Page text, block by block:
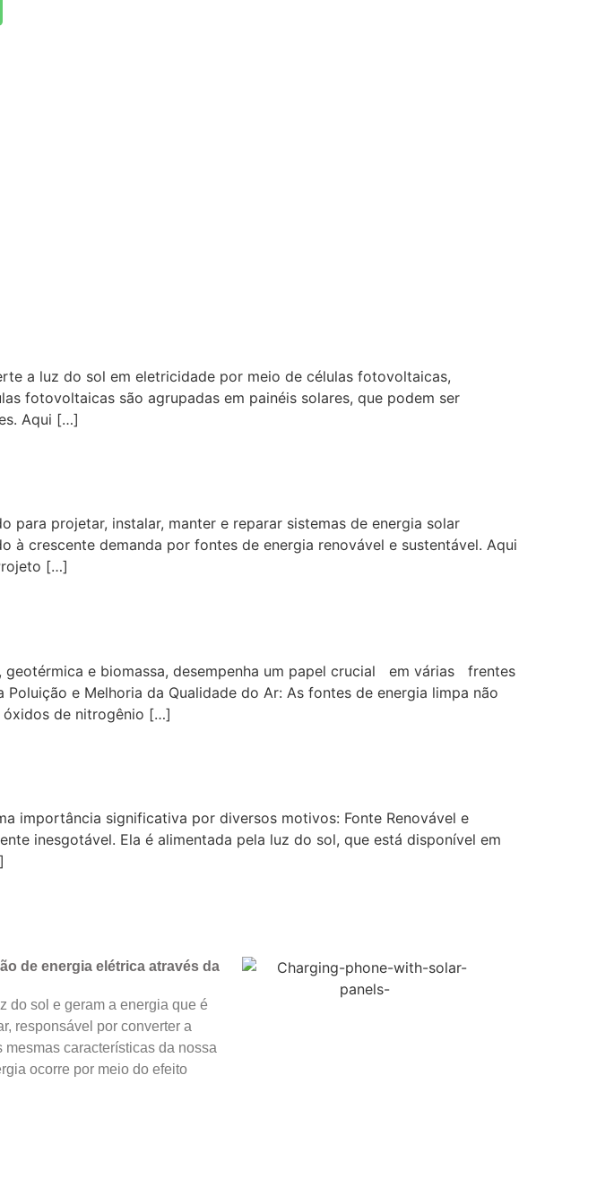
a luz do sol em eletricidade por meio de células fotovoltaicas,
fotovoltaicas são agrupadas em painéis solares, que podem ser
Aqui […]
projetar, instalar, manter e reparar sistemas de energia solar
crescente demanda por fontes de energia renovável e sustentável. Aqui
[…]
e biomassa, desempenha um papel crucial em várias frentes
e Melhoria da Qualidade do Ar: As fontes de energia limpa não
óxidos de nitrogênio […]
importância significativa por diversos motivos: Fonte Renovável e
inesgotável. Ela é alimentada pela luz do sol, que está disponível em
de energia elétrica através da
do sol e geram a energia que é
responsável por converter a
características da nossa
ocorre por meio do efeito